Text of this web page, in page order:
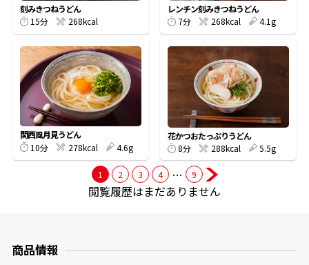
おすすめサイト
新鮮一番
氷熟®︎
だしパック
刻みきつねうどん
15分
268kcal
レンチン刻みきつねうどん
7分
268kcal 4.1g
関西風月見うどん
10分
278kcal 4.6g
花かつおたっぷりうどん
8分
288kcal 5.5g
1 2 3 4 … 9
閲覧履歴はまだありません
商品情報